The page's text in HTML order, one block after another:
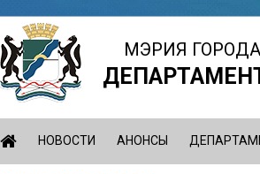
Jump
to
navigation
МЭРИЯ
НОВОСТИ АНОНСЫ